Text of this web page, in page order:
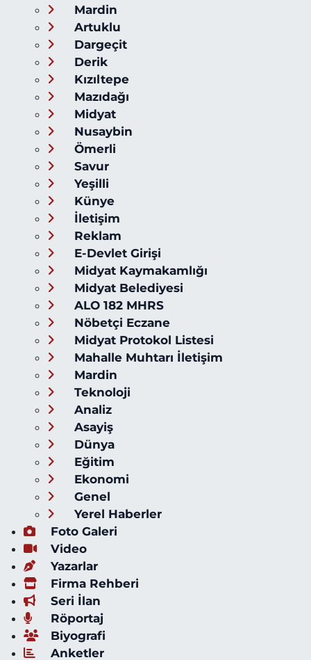
Mardin
Artuklu
Dargeçit
Derik
Kızıltepe
Mazıdağı
Midyat
Nusaybin
Ömerli
Savur
Yeşilli
Künye
İletişim
Reklam
E-Devlet Girişi
Midyat Kaymakamlığı
Midyat Belediyesi
ALO 182 MHRS
Nöbetçi Eczane
Midyat Protokol Listesi
Mahalle Muhtarı İletişim
Mardin
Teknoloji
Analiz
Asayiş
Dünya
Eğitim
Ekonomi
Genel
Yerel Haberler
Foto Galeri
Video
Yazarlar
Firma Rehberi
Seri İlan
Röportaj
Biyografi
Anketler